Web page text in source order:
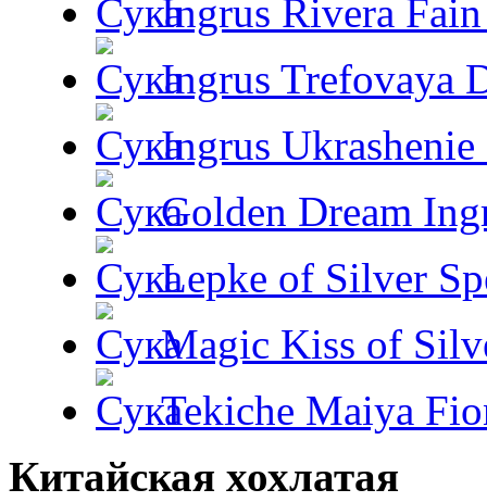
Ingrus Rivera
Ingrus Trefovaya
Ingrus Ukrashenie
Golden Dream
Lepke of Silver
Magic Kiss of
Tekiche Maiya
Китайская хохлатая